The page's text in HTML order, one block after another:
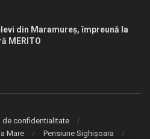
din Maramureș, împreună la
MERITO
de confidentialitate
Mare Pensiune Sighișoara